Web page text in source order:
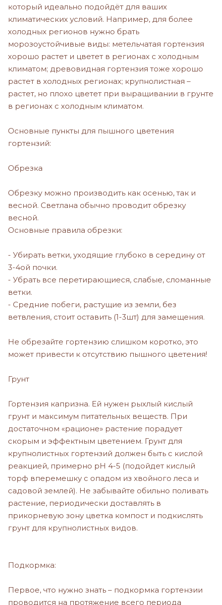
который идеально подойдёт для ваших
климатических условий. Например, для более
холодных регионов нужно брать
морозоустойчивые виды: метельчатая гортензия
хорошо растет и цветет в регионах с холодным
климатом; древовидная гортензия тоже хорошо
растет в холодных регионах; крупнолистная –
растет, но плохо цветет при выращивании в грунте
в регионах с холодным климатом.
Основные пункты для пышного цветения
гортензий:
Обрезка
Обрезку можно производить как осенью, так и
весной. Светлана обычно проводит обрезку
весной.
Основные правила обрезки:
- Убирать ветки, уходящие глубоко в середину от
3-4ой почки.
- Убрать все перетирающиеся, слабые, сломанные
ветки.
- Средние побеги, растущие из земли, без
ветвления, стоит оставить (1-3шт) для замещения.
Не обрезайте гортензию слишком коротко, это
может привести к отсутствию пышного цветения!
Грунт
Гортензия капризна. Ей нужен рыхлый кислый
грунт и максимум питательных веществ. При
достаточном «рационе» растение порадует
скорым и эффектным цветением. Грунт для
крупнолистных гортензий должен быть с кислой
реакцией, примерно рН 4-5 (подойдет кислый
торф вперемешку с опадом из хвойного леса и
садовой землей). Не забывайте обильно поливать
растение, периодически доставлять в
прикорневую зону цветка компост и подкислять
грунт для крупнолистных видов.
Подкормка:
Первое, что нужно знать – подкормка гортензии
проводится на протяжение всего периода